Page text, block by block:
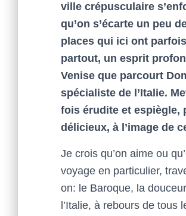
ville crépusculaire
qu’on s’écarte un peu
places qui ici ont
partout, un esprit
Venise que parcourt
spécialiste de l’Italie.
fois érudite et espiègle,
délicieux, à l’image de
Je crois qu’on aime ou
voyage en particulier,
on: le Baroque, la
l’Italie, à rebours de